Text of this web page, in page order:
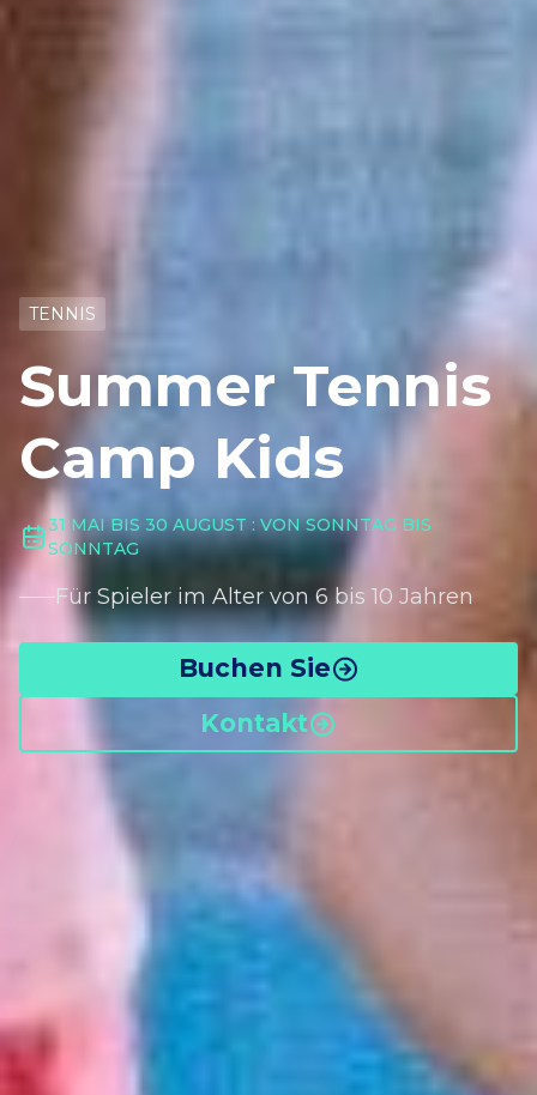
TENNIS
Summer Tennis
Camp Kids
31 MAI BIS 30 AUGUST : VON SONNTAG BIS
SONNTAG
Für Spieler im Alter von 6 bis 10 Jahren
Buchen Sie
Kontakt